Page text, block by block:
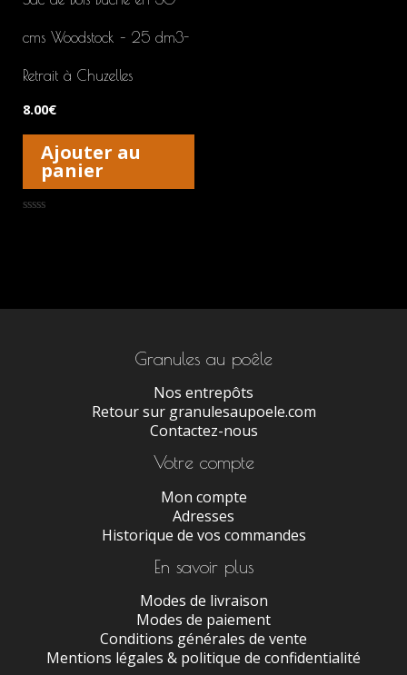
cms Woodstock – 25 dm3-
Retrait à Chuzelles
8.00€
Ajouter au
panier
Granules au poêle
Nos entrepôts
Retour sur granulesaupoele.com
Contactez-nous
Votre compte
Mon compte
Adresses
Historique de vos commandes
En savoir plus
Modes de livraison
Modes de paiement
Conditions générales de vente
Mentions légales & politique de confidentialité